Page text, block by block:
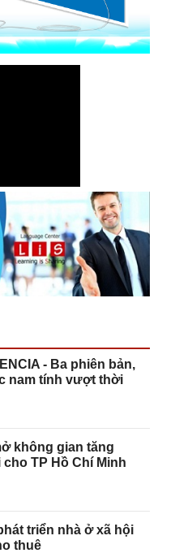
- Ba phiên bản,
nam tính vượt thời
không gian tăng
TP Hồ Chí Minh
triển nhà ở xã hội
thuê